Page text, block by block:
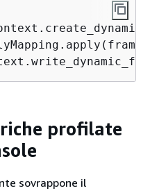
profilate
sovrappone il